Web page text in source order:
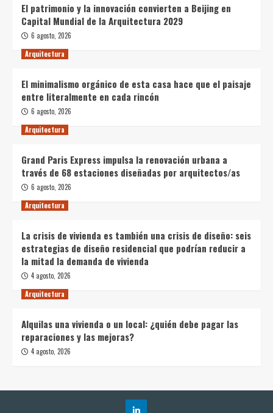
El patrimonio y la innovación convierten a Beijing en
Capital Mundial de la Arquitectura 2029
6 agosto, 2026
Arquitectura
El minimalismo orgánico de esta casa hace que el paisaje
entre literalmente en cada rincón
6 agosto, 2026
Arquitectura
Grand Paris Express impulsa la renovación urbana a
través de 68 estaciones diseñadas por arquitectos/as
6 agosto, 2026
Arquitectura
La crisis de vivienda es también una crisis de diseño: seis
estrategias de diseño residencial que podrían reducir a
la mitad la demanda de vivienda
4 agosto, 2026
Arquitectura
Alquilas una vivienda o un local: ¿quién debe pagar las
reparaciones y las mejoras?
4 agosto, 2026